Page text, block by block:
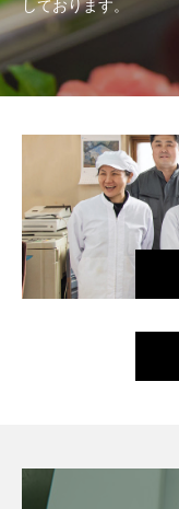
しております。